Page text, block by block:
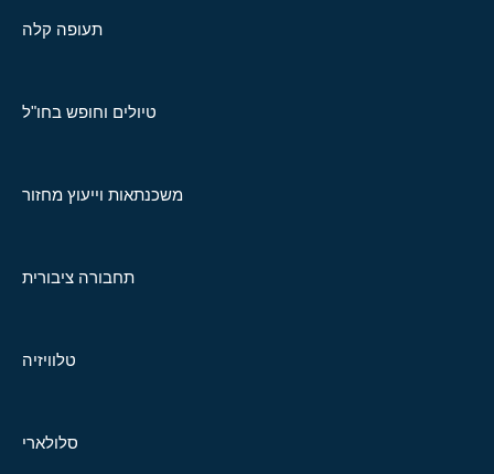
תעופה קלה
טיולים וחופש בחו"ל
משכנתאות וייעוץ מחזור
תחבורה ציבורית
טלוויזיה
סלולארי